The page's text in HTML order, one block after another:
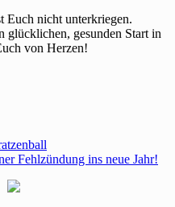
Euch nicht unterkriegen.
glücklichen, gesunden Start in
von Herzen!
Fehlzündung ins neue Jahr!